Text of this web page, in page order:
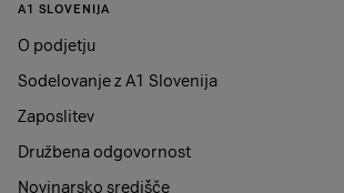
A1 SLOVENIJA
O podjetju
Sodelovanje z A1 Slovenija
Zaposlitev
Družbena odgovornost
Novinarsko središče